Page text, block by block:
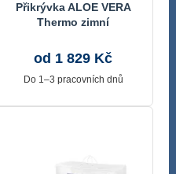
Přikrývka ALOE VERA
Thermo zimní
od 1 829 Kč
Do 1–3 pracovních dnů